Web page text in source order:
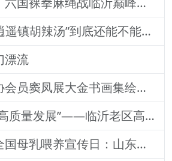
“潼关肉夹馍”“逍遥镇胡辣汤”到底还能不能用？官方回
漂流
凤凰探索中美协会员窦凤展大金书画集绘就艺术传奇
“品时代佳酿谋高质量发展”——临沂老区高质量发展论坛暨贵州茅台酒（精品）主题活动圆满落幕
【志愿服务】全国母乳喂养宣传日：山东医专附属医院志愿者深入社区宣传母乳喂养健康知识